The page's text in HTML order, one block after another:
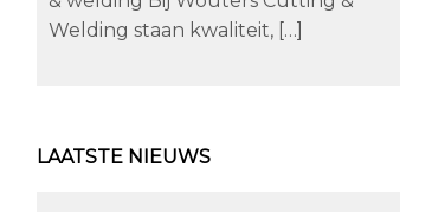
Welding staan kwaliteit, […]
LAATSTE NIEUWS